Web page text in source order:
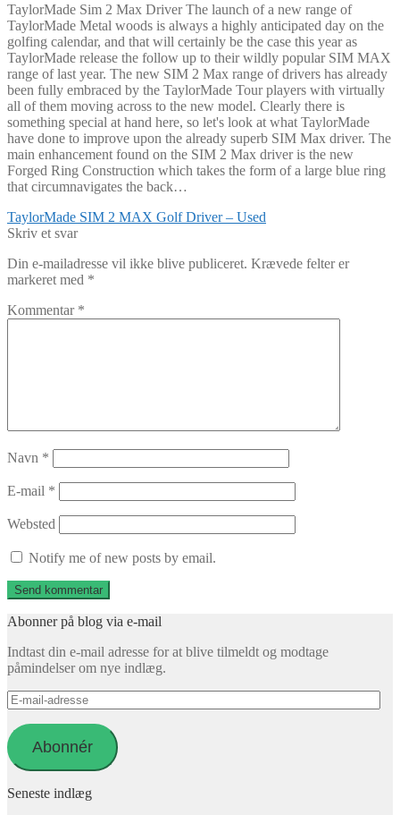
TaylorMade Sim 2 Max Driver The launch of a new range of
TaylorMade Metal woods is always a highly anticipated day on the
golfing calendar, and that will certainly be the case this year as
TaylorMade release the follow up to their wildly popular SIM MAX
range of last year. The new SIM 2 Max range of drivers has already
been fully embraced by the TaylorMade Tour players with virtually
all of them moving across to the new model. Clearly there is
something special at hand here, so let's look at what TaylorMade
have done to improve upon the already superb SIM Max driver. The
main enhancement found on the SIM 2 Max driver is the new
Forged Ring Construction which takes the form of a large blue ring
that circumnavigates the back…
Indlægsnavigation
Forrige
indlæg:
TaylorMade SIM 2 MAX Golf Driver – Used
Skriv et svar
Din e-mailadresse vil ikke blive publiceret. Krævede felter er
markeret med *
Kommentar *
Navn *
E-mail *
Websted
Notify me of new posts by email.
Abonner på blog via e-mail
Indtast din e-mail adresse for at blive tilmeldt og modtage
påmindelser om nye indlæg.
E-
mail-
adresse
Abonnér
Seneste indlæg